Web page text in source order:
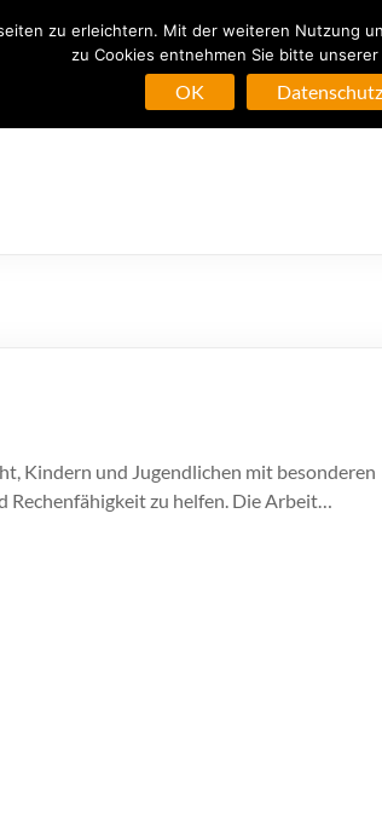
Rodenkirchen
Kindern und Jugendlichen mit besonderen
Rechenfähigkeit zu helfen. Die Arbeit…
zu erleichtern. Mit der weiteren Nutzung
zu Cookies entnehmen Sie bitte
OK